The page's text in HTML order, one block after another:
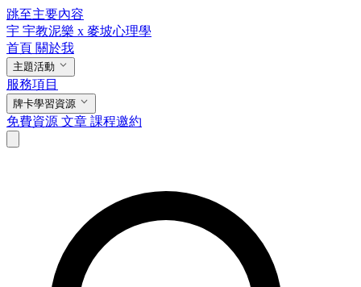
跳至主要內容
宇 宇教泥樂 x 麥坡心理學
首頁 關於我
主題活動
服務項目
牌卡學習資源
免費資源 文章 課程邀約